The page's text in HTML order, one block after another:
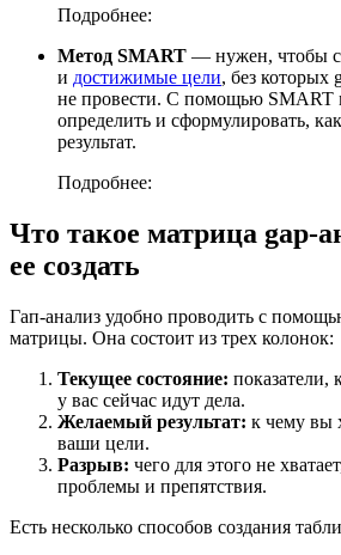
Подробнее:
Метод SMART — нужен, чтобы
и достижимые цели, без которых
не провести. С помощью SMART
определить и сформулировать,
результат.
Подробнее:
Что такое матрица gap-
ее создать
Гап-анализ удобно проводить с
матрицы. Она состоит из трех колонок:
Текущее состояние: показатели,
у вас сейчас идут дела.
Желаемый результат: к чему вы
ваши цели.
Разрыв: чего для этого не
проблемы и препятствия.
Есть несколько способов создания